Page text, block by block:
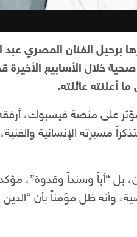
برحيل الفنان المصري عبد
92 عاماً، بعد معاناة صحية خلال الأسابيع
أعلنته عائلته.
على منصة فيسبوك،
مسيرته الإنسانية
بل “أباً وسنداً وقدوة”،
وأنه ظل مؤمناً بأن